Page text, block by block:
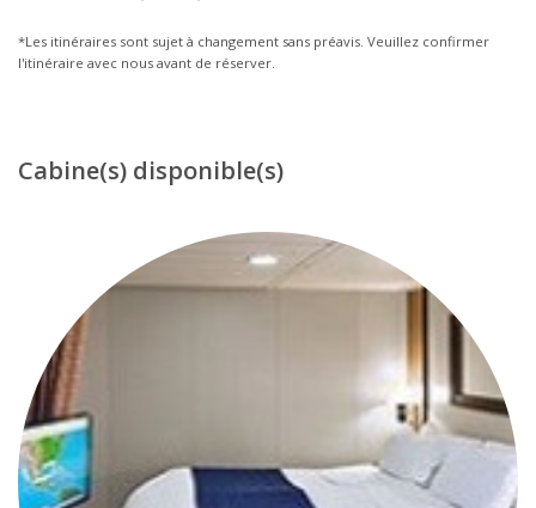
*Les itinéraires sont sujet à changement sans préavis. Veuillez confirmer
l'itinéraire avec nous avant de réserver.
Cabine(s) disponible(s)